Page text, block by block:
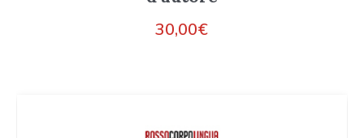
30,00€